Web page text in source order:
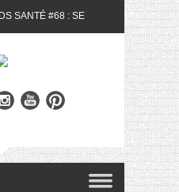
SANTÉ #68 : SE
DE MAI 2024 FEAT.
: MEAL PREP &
MY LITTLE &